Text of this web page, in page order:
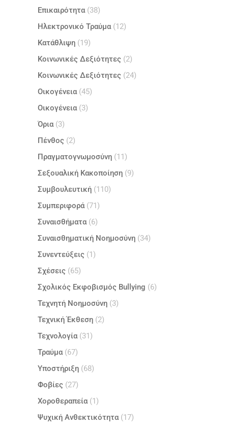
Επικαιρότητα (38)
Ηλεκτρονικό Τραύμα (12)
Κατάθλιψη (19)
Κοινωνικές Δεξιότητες (2)
Κοινωνικές Δεξιότητες (24)
Οικογένεια (45)
Οικογένεια (3)
Όρια (3)
Πένθος (2)
Πραγματογνωμοσύνη (11)
Σεξουαλική Κακοποίηση (9)
Συμβουλευτική (110)
Συμπεριφορά (71)
Συναισθήματα (6)
Συναισθηματική Νοημοσύνη (34)
Συνεντεύξεις (1)
Σχέσεις (65)
Σχολικός Εκφοβισμός Bullying (6)
Τεχνητή Νοημοσύνη (3)
Τεχνική Έκθεση (2)
Τεχνολογία (31)
Τραύμα (67)
Υποστήριξη (68)
Φοβίες (27)
Χοροθεραπεία (1)
Ψυχική Ανθεκτικότητα (17)